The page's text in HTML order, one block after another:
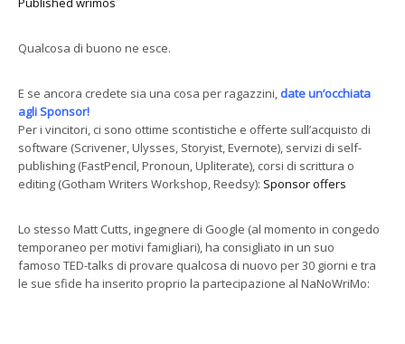
Qualcosa di buono ne esce.
E se ancora credete sia una cosa per ragazzini, date un’occhiata
agli Sponsor!
Per i vincitori, ci sono ottime scontistiche e offerte sull’acquisto di
software (Scrivener, Ulysses, Storyist, Evernote), servizi di self-
publishing (FastPencil, Pronoun, Upliterate), corsi di scrittura o
editing (Gotham Writers Workshop, Reedsy): Sponsor offers
Lo stesso Matt Cutts, ingegnere di Google (al momento in congedo
temporaneo per motivi famigliari), ha consigliato in un suo
famoso TED-talks di provare qualcosa di nuovo per 30 giorni e tra
le sue sfide ha inserito proprio la partecipazione al NaNoWriMo: